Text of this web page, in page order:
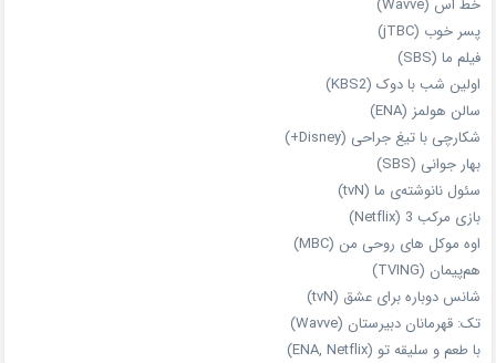
خط اس (Wavve)
پسر خوب (jTBC)
فیلم ما (SBS)
اولین شب با دوک (KBS2)
سالن هولمز (ENA)
شکارچی با تیغ جراحی (Disney+)
بهار جوانی (SBS)
سئول نانوشته‌ی ما (tvN)
بازی مرکب 3 (Netflix)
اوه موکل های روحی من (MBC)
هم‌پیمان (TVING)
شانس دوباره برای عشق (tvN)
تک: قهرمانان دبیرستان (Wavve)
با طعم و سلیقه تو (ENA, Netflix)